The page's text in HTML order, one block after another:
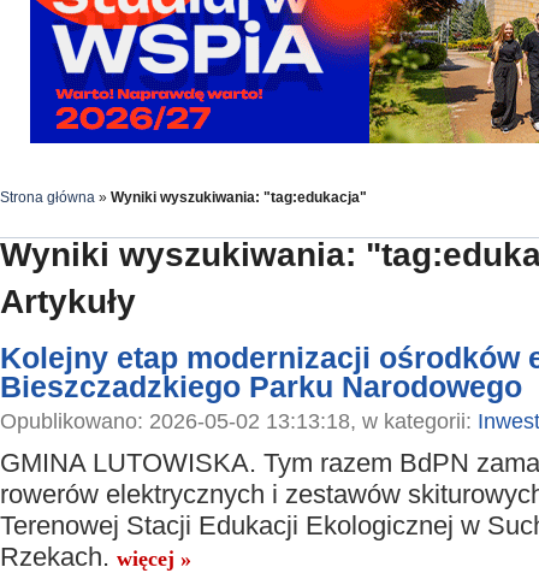
Strona główna » Wyniki wyszukiwania: "tag:edukacja"
Wyniki wyszukiwania:
Artykuły
Kolejny etap modernizacji ośrodków
Bieszczadzkiego Parku Narodowego
Opublikowano: 2026-05-02 13:13:18, w kategorii:
GMINA LUTOWISKA. Tym razem BdPN
rowerów elektrycznych i zestawów
Terenowej Stacji Edukacji Ekologicznej w
Rzekach. więcej »